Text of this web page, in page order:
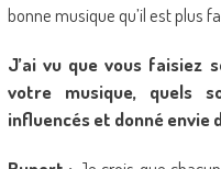
bonne musique qu’il est plus
J’ai vu que vous faisiez
votre musique, quels
influencés et donné envie